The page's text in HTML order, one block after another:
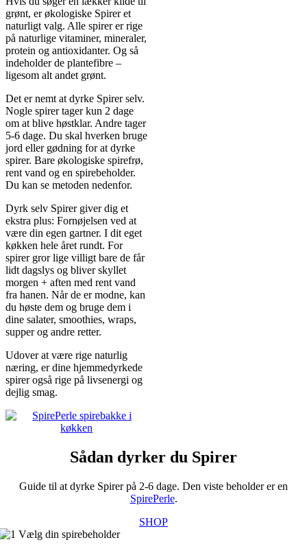
grønt, er økologiske Spirer et
naturligt valg. Alle spirer er rige
på naturlige vitaminer, mineraler,
protein og antioxidanter. Og så
indeholder de plantefibre –
ligesom alt andet grønt.
Det er nemt at dyrke Spirer selv.
Nogle spirer tager kun 2 dage
om at blive høstklar. Andre tager
5-6 dage. Du skal hverken bruge
jord eller gødning for at dyrke
spirer. Bare økologiske spirefrø,
rent vand og en spirebeholder.
Du kan se metoden nedenfor.
Dyrk selv Spirer giver dig et
ekstra plus: Fornøjelsen ved at
være din egen gartner. I dit eget
køkken hele året rundt. For
spirer gror lige villigt bare de får
lidt dagslys og bliver skyllet
morgen + aften med rent vand
fra hanen. Når de er modne, kan
du høste dem og bruge dem i
dine salater, smoothies, wraps,
supper og andre retter.
Udover at være rige naturlig
næring, er dine hjemmedyrkede
spirer også rige på livsenergi og
dejlig smag.
Sådan dyrker du Spirer
Guide til at dyrke Spirer på 2-6 dage. Den viste beholder er en
SpirePerle.
SHOP